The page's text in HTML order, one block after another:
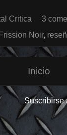
Critica
3
Frission Noir,
Inicio
Suscribirse